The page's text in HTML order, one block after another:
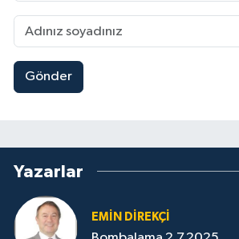
Gönder
Yazarlar
EMIN DIREKÇI